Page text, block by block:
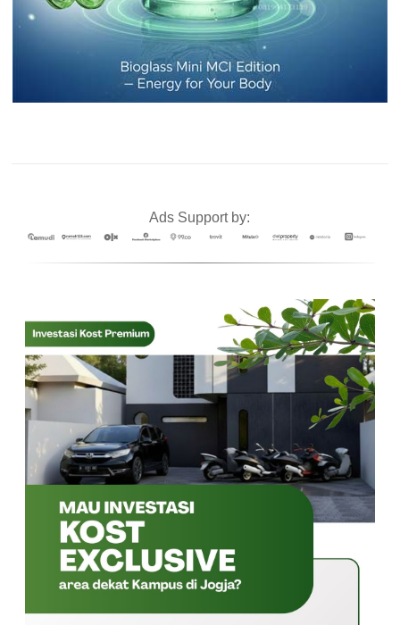
Ads Support by: